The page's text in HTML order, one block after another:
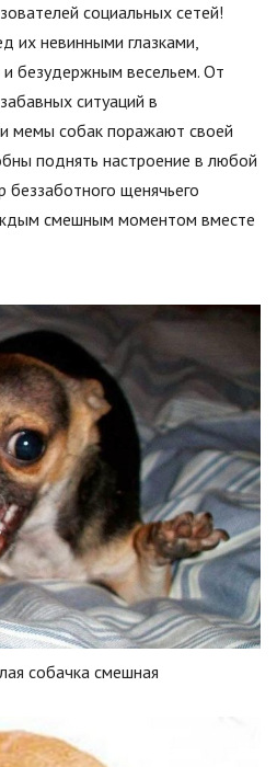
социальных сетей!
их невинными глазками,
безудержным весельем. От
ситуаций в
мемы собак поражают своей
поднять настроение в любой
беззаботного щенячьего
смешным моментом вместе
собачка смешная